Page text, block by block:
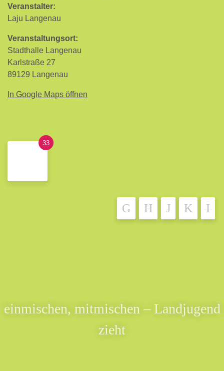
Neu
hier?
Veranstalter:
Laju Langenau
Veranstaltungsort:
Stadthalle Langenau
Karlstraße 27
89129 Langenau
In Google Maps öffnen
33
einmischen, mitmischen – Landjugend
zieht